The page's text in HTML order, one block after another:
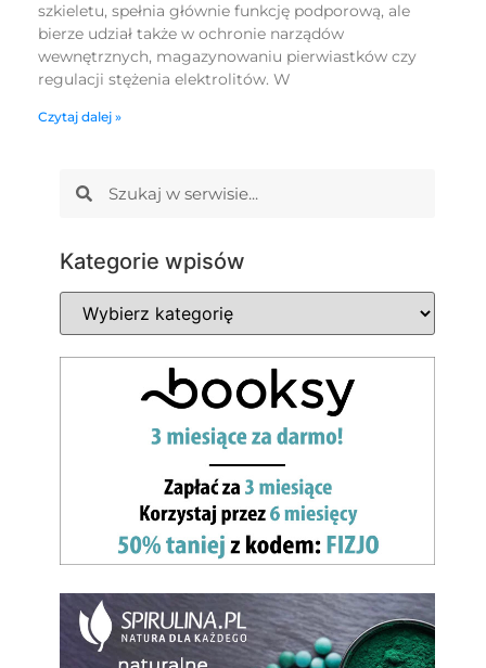
szkieletu, spełnia głównie funkcję podporową, ale
bierze udział także w ochronie narządów
wewnętrznych, magazynowaniu pierwiastków czy
regulacji stężenia elektrolitów. W
Czytaj dalej »
Kategorie wpisów